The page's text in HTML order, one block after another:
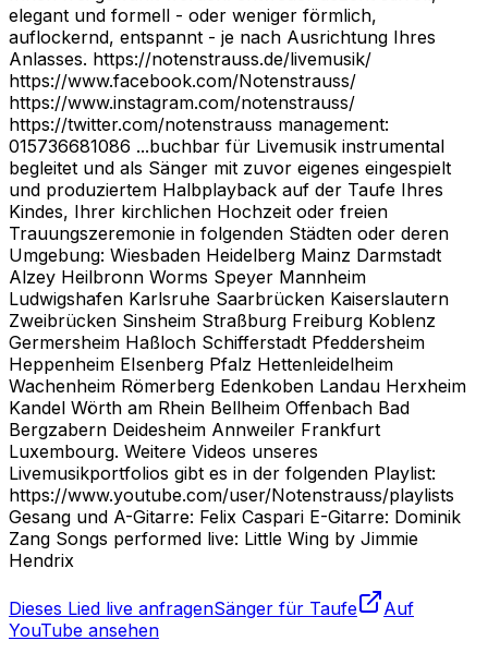
elegant und formell - oder weniger förmlich,
auflockernd, entspannt - je nach Ausrichtung Ihres
Anlasses. https://notenstrauss.de/livemusik/
https://www.facebook.com/Notenstrauss/
https://www.instagram.com/notenstrauss/
https://twitter.com/notenstrauss management:
015736681086 ...buchbar für Livemusik instrumental
begleitet und als Sänger mit zuvor eigenes eingespielt
und produziertem Halbplayback auf der Taufe Ihres
Kindes, Ihrer kirchlichen Hochzeit oder freien
Trauungszeremonie in folgenden Städten oder deren
Umgebung: Wiesbaden Heidelberg Mainz Darmstadt
Alzey Heilbronn Worms Speyer Mannheim
Ludwigshafen Karlsruhe Saarbrücken Kaiserslautern
Zweibrücken Sinsheim Straßburg Freiburg Koblenz
Germersheim Haßloch Schifferstadt Pfeddersheim
Heppenheim EIsenberg Pfalz Hettenleidelheim
Wachenheim Römerberg Edenkoben Landau Herxheim
Kandel Wörth am Rhein Bellheim Offenbach Bad
Bergzabern Deidesheim Annweiler Frankfurt
Luxembourg. Weitere Videos unseres
Livemusikportfolios gibt es in der folgenden Playlist:
https://www.youtube.com/user/Notenstrauss/playlists
Gesang und A-Gitarre: Felix Caspari E-Gitarre: Dominik
Zang Songs performed live: Little Wing by Jimmie
Hendrix
Dieses Lied live anfragenSänger für Taufe
Auf
YouTube ansehen